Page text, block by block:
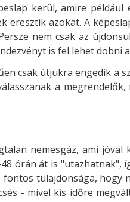
kerül, amire például
eresztik azokat. A
nem csak az
is fel lehet dobni
csak útjukra engedik a
a
nemesgáz, ami jóval
órán át is "utazhatnak",
tulajdonsága, hogy
- mivel kis időre